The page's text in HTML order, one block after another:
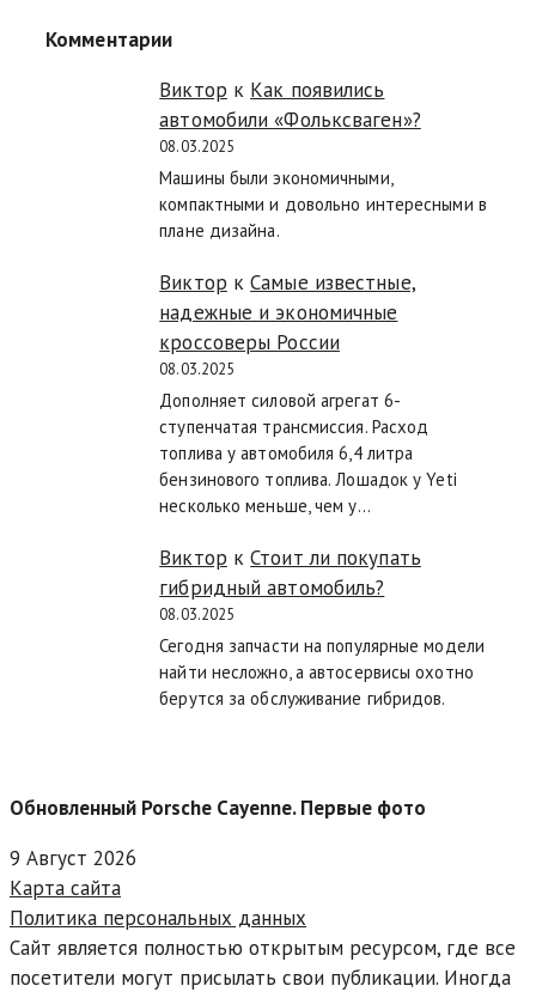
Комментарии
Виктор к Как появились
автомобили «Фольксваген»?
08.03.2025
Машины были экономичными,
компактными и довольно интересными в
плане дизайна.
Виктор кСамые известные,
надежные и экономичные
кроссоверы России
08.03.2025
Дополняет силовой агрегат 6-
ступенчатая трансмиссия. Расход
топлива у автомобиля 6,4 литра
бензинового топлива. Лошадок у Yeti
несколько меньше, чем у…
Виктор кСтоит ли покупать
гибридный автомобиль?
08.03.2025
Сегодня запчасти на популярные модели
найти несложно, а автосервисы охотно
берутся за обслуживание гибридов.
Обновленный Porsche Cayenne. Первые фото
9 Август 2026
Карта сайта
Политика персональных данных
Сайт является полностью открытым ресурсом, где все
посетители могут присылать свои публикации. Иногда